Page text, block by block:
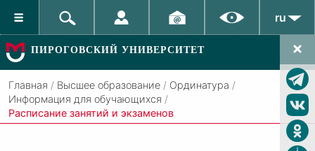
ru
ПИРОГОВСКИЙ УНИВЕРСИТЕТ
Главная / Высшее образование / Ординатура /
Информация для обучающихся /
Расписание занятий и экзаменов